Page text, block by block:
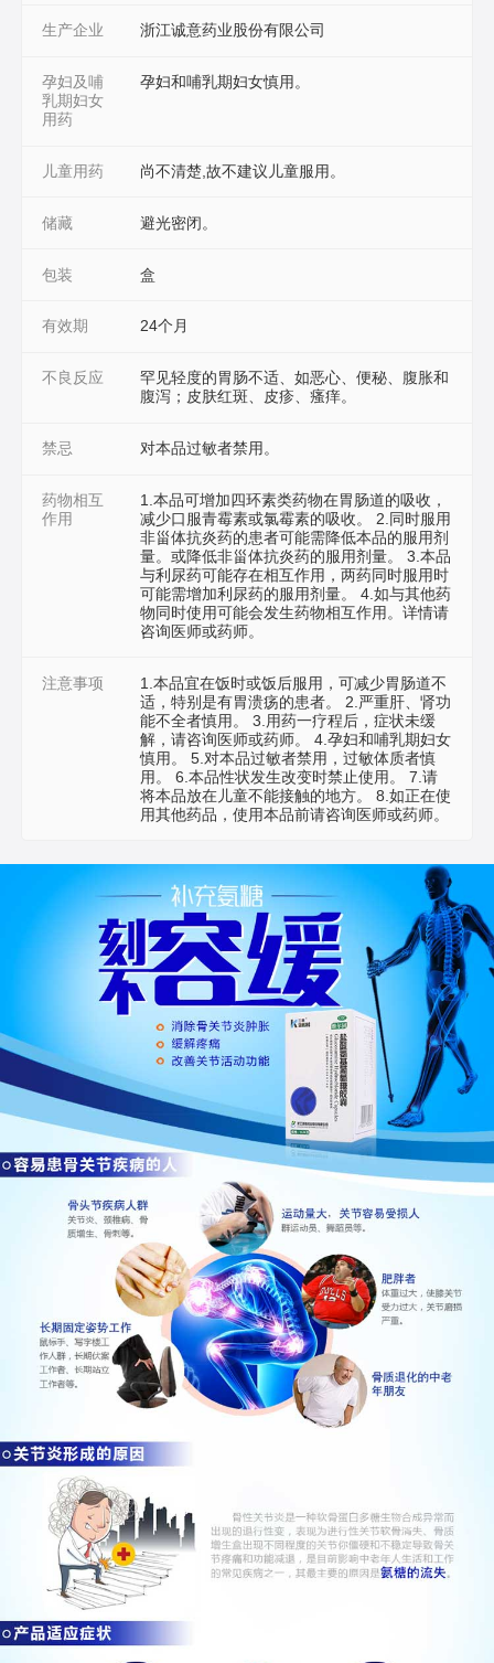
生产企业 浙江诚意药业股份有限公司
孕妇及哺
乳期妇女
用药
孕妇和哺乳期妇女慎用。
儿童用药 尚不清楚,故不建议儿童服用。
储藏 避光密闭。
包装 盒
有效期 24个月
不良反应
罕见轻度的胃肠不适、如恶心、便秘、腹胀和
腹泻；皮肤红斑、皮疹、瘙痒。
禁忌 对本品过敏者禁用。
药物相互
作用
1.本品可增加四环素类药物在胃肠道的吸收，
减少口服青霉素或氯霉素的吸收。 2.同时服用
非甾体抗炎药的患者可能需降低本品的服用剂
量。或降低非甾体抗炎药的服用剂量。 3.本品
与利尿药可能存在相互作用，两药同时服用时
可能需增加利尿药的服用剂量。 4.如与其他药
物同时使用可能会发生药物相互作用。详情请
咨询医师或药师。
注意事项
1.本品宜在饭时或饭后服用，可减少胃肠道不
适，特别是有胃溃疡的患者。 2.严重肝、肾功
能不全者慎用。 3.用药一疗程后，症状未缓
解，请咨询医师或药师。 4.孕妇和哺乳期妇女
慎用。 5.对本品过敏者禁用，过敏体质者慎
用。 6.本品性状发生改变时禁止使用。 7.请
将本品放在儿童不能接触的地方。 8.如正在使
用其他药品，使用本品前请咨询医师或药师。